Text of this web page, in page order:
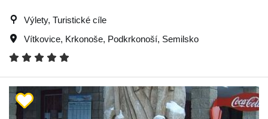
Výlety, Turistické cíle
Vítkovice, Krkonoše, Podkrkonoší, Semilsko